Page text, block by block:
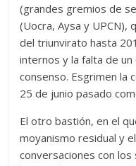
(grandes gremios de
(Uocra, Aysa y
del triunvirato hasta
internos y la falta de
consenso. Esgrimen la
25 de junio pasado
El otro bastión, en el
moyanismo residual y
conversaciones con